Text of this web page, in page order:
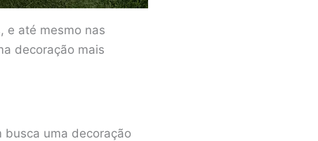
e até mesmo nas
decoração mais
busca uma decoração